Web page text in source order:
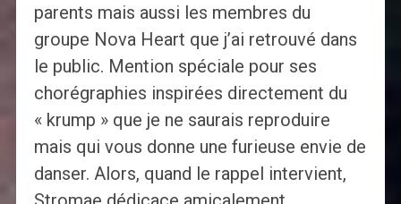
parents mais aussi les membres du
groupe Nova Heart que j’ai retrouvé dans
le public. Mention spéciale pour ses
chorégraphies inspirées directement du
« krump » que je ne saurais reproduire
mais qui vous donne une furieuse envie de
danser. Alors, quand le rappel intervient,